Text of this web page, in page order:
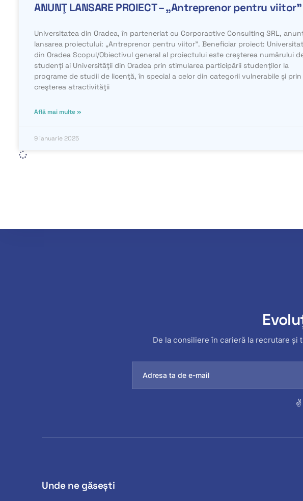
ANUNŢ LANSARE PROIECT – „Antreprenor pentru viitor”
Universitatea din Oradea, în parteneriat cu Corporactive Consulting SRL,
lansarea proiectului: „Antreprenor pentru viitor”. Beneficiar proiect:
din Oradea Scopul/Obiectivul general al proiectului este creşterea numărului
studenţi ai Universităţii din Oradea prin stimularea participării studenţilor la
programe de studii de licenţă, în special a celor din categorii vulnerabile și prin
creşterea atractivităţii
Află mai multe »
9 ianuarie 2025
De la consiliere în carieră la recrutare și
✌️
Unde ne găsești